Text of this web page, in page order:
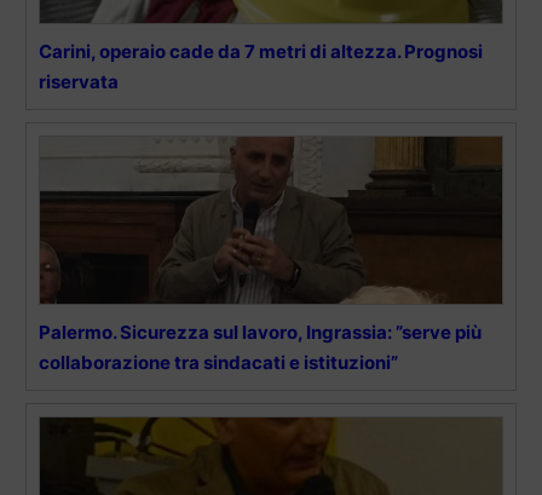
Carini, operaio cade da 7 metri di altezza. Prognosi
riservata
Palermo. Sicurezza sul lavoro, Ingrassia: ”serve più
collaborazione tra sindacati e istituzioni”